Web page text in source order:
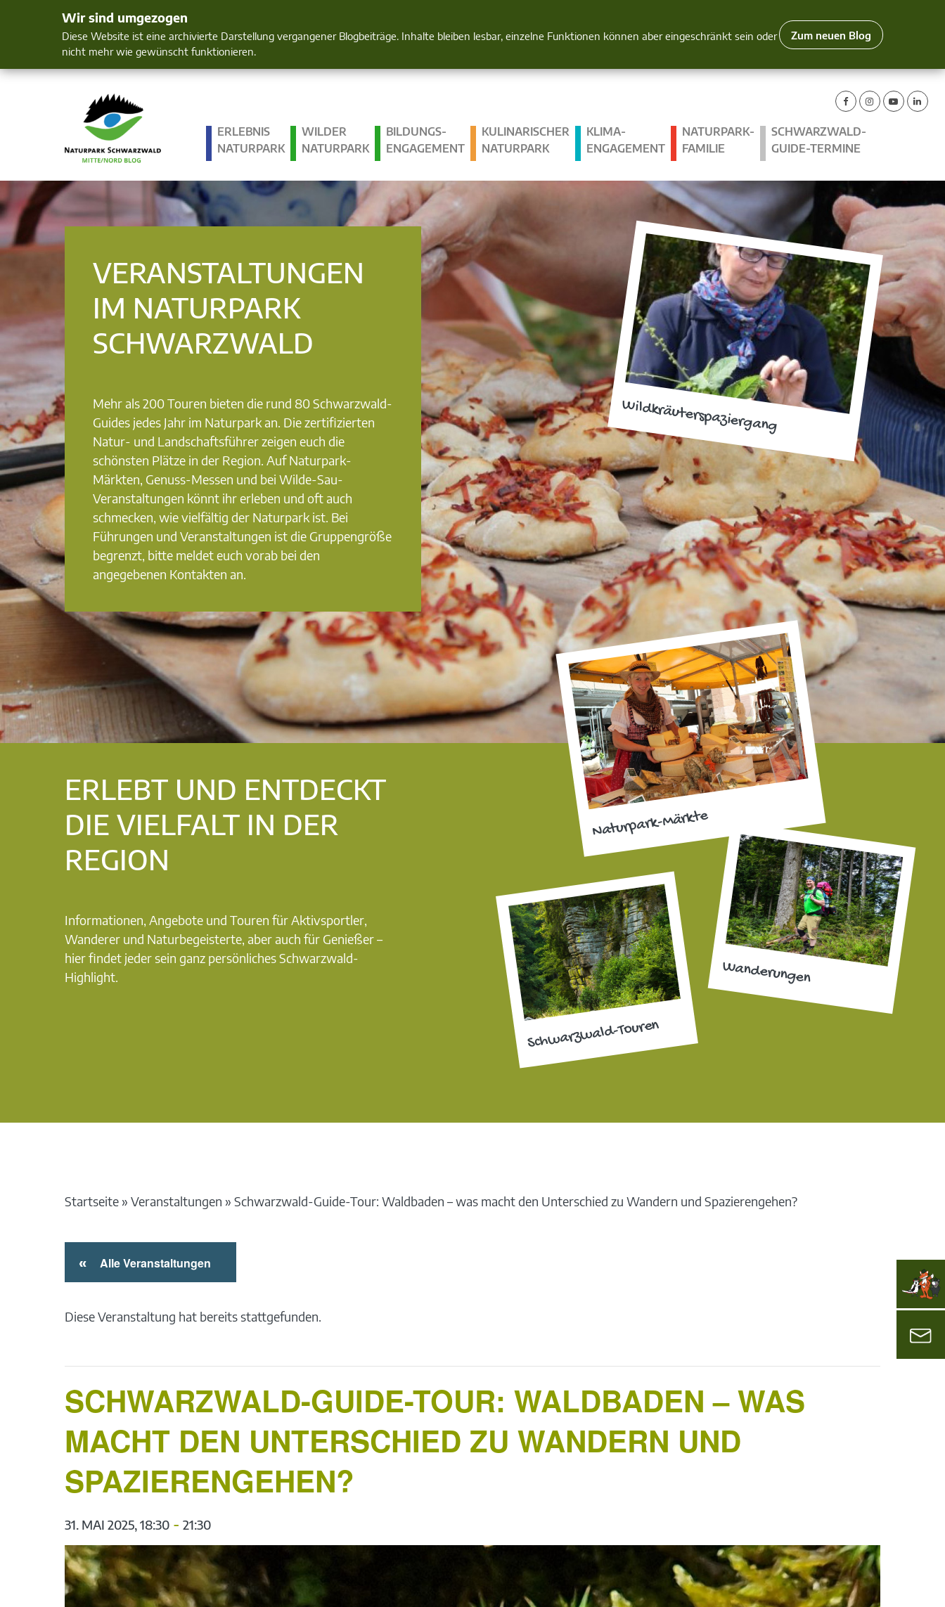
Wir sind umgezogen
Diese Website ist eine archivierte Darstellung vergangener Blogbeiträge. Inhalte bleiben lesbar, einzelne Funktionen können aber eingeschränkt sein oder
nicht mehr wie gewünscht funktionieren.
Zum neuen Blog
Mensch und Natur im Blick
ERLEBNIS
NATURPARK
WILDER
NATURPARK
BILDUNGS­
ENGAGEMENT
KULINARISCHER
NATURPARK
KLIMA­
ENGAGEMENT
NATURPARK-
FAMILIE
SCHWARZWALD-
GUIDE-TERMINE
Wildkräuterspaziergang
VERANSTALTUNGEN
IM NATURPARK
SCHWARZWALD
Mehr als 200 Touren bieten die rund 80 Schwarzwald-
Guides jedes Jahr im Naturpark an. Die zertifizierten
Natur- und Landschaftsführer zeigen euch die
schönsten Plätze in der Region. Auf Naturpark-
Märkten, Genuss-Messen und bei Wilde-Sau-
Veranstaltungen könnt ihr erleben und oft auch
schmecken, wie vielfältig der Naturpark ist. Bei
Führungen und Veranstaltungen ist die Gruppengröße
begrenzt, bitte meldet euch vorab bei den
angegebenen Kontakten an.
ERLEBT UND ENTDECKT
DIE VIELFALT IN DER
REGION
Informationen, Angebote und Touren für Aktivsportler,
Wanderer und Naturbegeisterte, aber auch für Genießer –
hier findet jeder sein ganz persönliches Schwarzwald-
Highlight.
Naturpark-Märkte
Wanderungen
Schwarzwald-Touren
Startseite» Veranstaltungen » Schwarzwald-Guide-Tour: Waldbaden – was macht den Unterschied zu Wandern und Spazierengehen?
« Alle Veranstaltungen
Diese Veranstaltung hat bereits stattgefunden.
SCHWARZWALD-GUIDE-TOUR: WALDBADEN – WAS
MACHT DEN UNTERSCHIED ZU WANDERN UND
SPAZIERENGEHEN?
31. MAI 2025, 18:30- 21:30